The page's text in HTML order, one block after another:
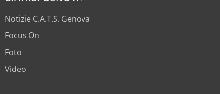
Notizie C.A.T.S. Genova
Focus On
Foto
Video